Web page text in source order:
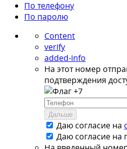
По телефону
По паролю
Content
verify
added-info
На этот номер
подтверждения
+7
Дальше
Даю согласие на
Даю согласие на